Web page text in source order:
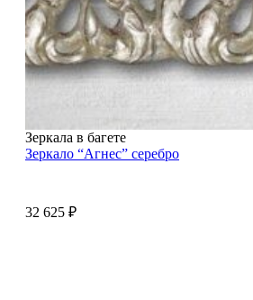
Зеркала в багете
Зеркало “Агнес” серебро
32 625 ₽